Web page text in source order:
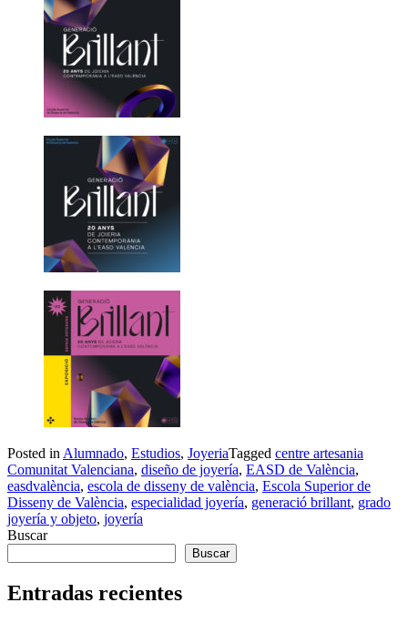
Posted in Alumnado, Estudios, JoyeriaTagged centre artesania
Comunitat Valenciana, diseño de joyería, EASD de València,
easdvalència, escola de disseny de valència, Escola Superior de
Disseny de València, especialidad joyería, generació brillant, grado
joyería y objeto, joyería
Buscar
Buscar
Entradas recientes